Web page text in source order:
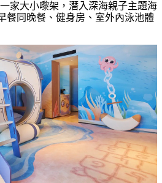
家大小嚟架，潛入深海親子主題海
餐同晚餐、健身房、室外內泳池體